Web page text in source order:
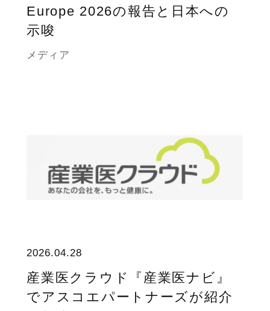
Europe 2026の報告と日本への
示唆
メディア
2026.04.28
産業医クラウド『産業医ナビ』
でアスコエパートナーズが紹介